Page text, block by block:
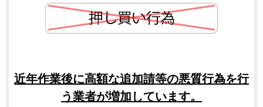
近年作業後に高額な追加請等の悪質行為を行
う業者が増加しています。